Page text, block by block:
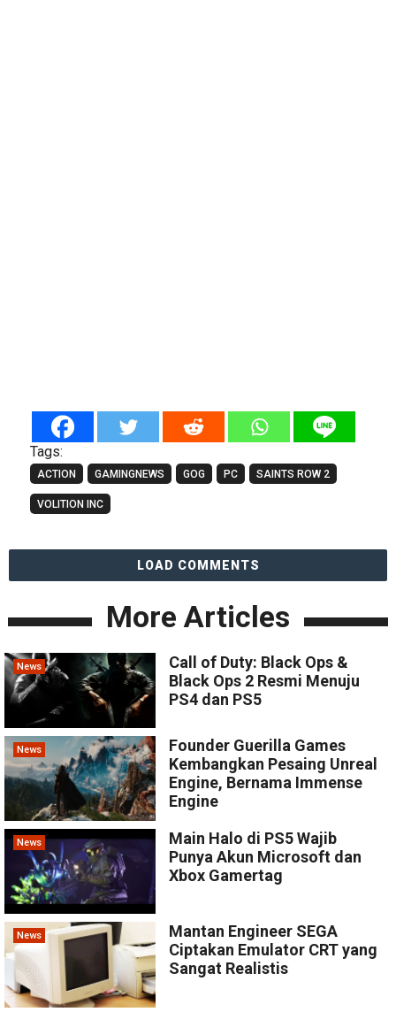
Tags:
ACTION GAMINGNEWS GOG PC SAINTS ROW 2
VOLITION INC
LOAD COMMENTS
More Articles
News
Call of Duty: Black Ops &
Black Ops 2 Resmi Menuju
PS4 dan PS5
News
Founder Guerilla Games
Kembangkan Pesaing Unreal
Engine, Bernama Immense
Engine
News
Main Halo di PS5 Wajib
Punya Akun Microsoft dan
Xbox Gamertag
News
Mantan Engineer SEGA
Ciptakan Emulator CRT yang
Sangat Realistis